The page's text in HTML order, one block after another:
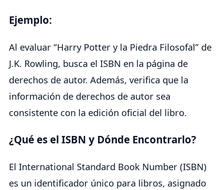
Ejemplo:
Al evaluar “Harry Potter y la Piedra Filosofal” de
J.K. Rowling, busca el ISBN en la página de
derechos de autor. Además, verifica que la
información de derechos de autor sea
consistente con la edición oficial del libro.
¿Qué es el ISBN y Dónde Encontrarlo?
El International Standard Book Number (ISBN)
es un identificador único para libros, asignado